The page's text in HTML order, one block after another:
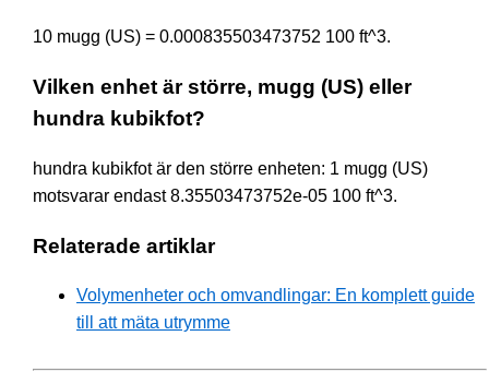
10 mugg (US) = 0.000835503473752 100 ft^3.
Vilken enhet är större, mugg (US) eller
hundra kubikfot?
hundra kubikfot är den större enheten: 1 mugg (US)
motsvarar endast 8.35503473752e-05 100 ft^3.
Relaterade artiklar
Volymenheter och omvandlingar: En komplett guide
till att mäta utrymme